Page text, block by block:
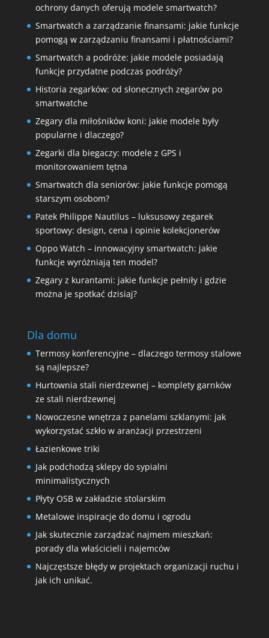
ochrony danych oferują modele smartwatch?
Smartwatch a zarządzanie finansami: jakie funkcje
pomogą w zarządzaniu finansami i płatnościami?
Smartwatch a podróże: jakie modele posiadają
funkcje przydatne podczas podróży?
Historia zegarków: od słonecznych zegarów po
smartwatche
Zegary dla miłośników koni: jakie modele były
popularne i dlaczego?
Zegarki dla biegaczy: modele z GPS i
monitorowaniem tętna
Smartwatch dla seniorów: jakie funkcje pomogą
starszym osobom?
Patek Philippe Nautilus – luksusowy zegarek
sportowy: design, cena i opinie kolekcjonerów
Oppo Watch – innowacyjny smartwatch: jakie
funkcje wyróżniają ten model?
Zegary z kurantami: jakie funkcje pełniły i gdzie
można je spotkać dzisiaj?
Dla domu
Termosy konferencyjne – dlaczego termosy stalowe
są najlepsze?
Hurtownia stali nierdzewnej – komplety garnków
ze stali nierdzewnej
Nowoczesne wnętrza z panelami szklanymi: jak
wykorzystać szkło w aranżacji przestrzeni
Łazienkowe triki
Jak podchodzą sklepy do sypialni
minimalistycznych
Płyty OSB w zakładzie stolarskim
Metalowe inspiracje do domu i ogrodu
Jak skutecznie zarządzać najmem mieszkań:
porady dla właścicieli i najemców
Najczęstsze błędy w projektach organizacji ruchu i
jak ich unikać.